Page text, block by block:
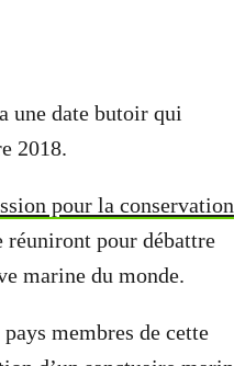
une date butoir qui
2018.
pour la conservation
pour débattre
marine du monde.
membres de cette